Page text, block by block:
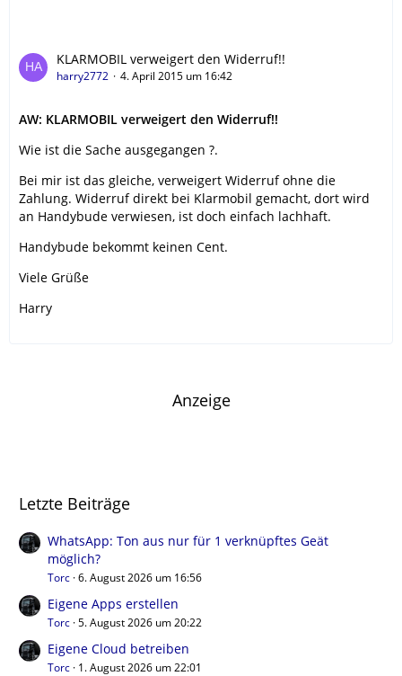
KLARMOBIL verweigert den Widerruf!!
harry2772 4. April 2015 um 16:42
AW: KLARMOBIL verweigert den Widerruf!!
Wie ist die Sache ausgegangen ?.
Bei mir ist das gleiche, verweigert Widerruf ohne die
Zahlung. Widerruf direkt bei Klarmobil gemacht, dort wird
an Handybude verwiesen, ist doch einfach lachhaft.
Handybude bekommt keinen Cent.
Viele Grüße
Harry
Anzeige
Letzte Beiträge
WhatsApp: Ton aus nur für 1 verknüpftes Geät
möglich?
Torc 6. August 2026 um 16:56
Eigene Apps erstellen
Torc 5. August 2026 um 20:22
Eigene Cloud betreiben
Torc 1. August 2026 um 22:01